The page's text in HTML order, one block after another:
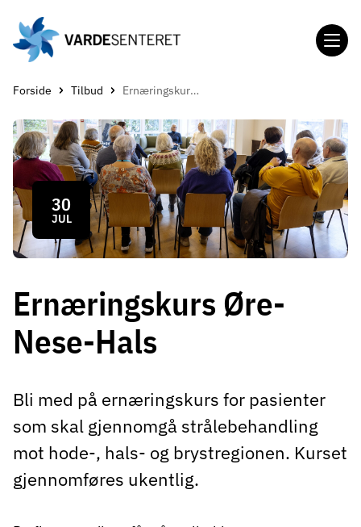
hovedinnholdet
Forside Tilbud Ernæringskurs Øre-Nese-Hals
30
JUL
Ernæringskurs Øre-
Nese-Hals
Bli med på ernæringskurs for pasienter
som skal gjennomgå strålebehandling
mot hode-, hals- og brystregionen. Kurset
gjennomføres ukentlig.